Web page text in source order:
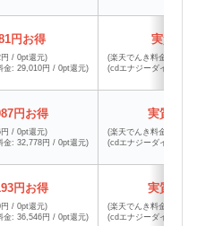
円お得
/ 0pt還元)
金: 29,010円 / 0pt還元)
実質
(楽天でんき料金:
(cdエナジーダイレクト
円お得
/ 0pt還元)
金: 32,778円 / 0pt還元)
実質
(楽天でんき料金:
(cdエナジーダイレクト
円お得
/ 0pt還元)
金: 36,546円 / 0pt還元)
実質
(楽天でんき料金:
(cdエナジーダイレクト